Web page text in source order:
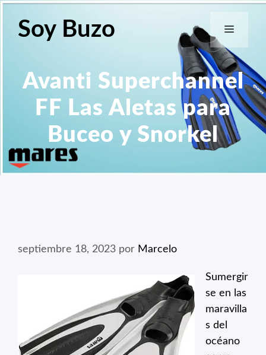
Saltar
contenido
Soy Buzo Menú
Avanti Superchannel
FF Las Aletas para
Buceo y Snorkel
septiembre 18, 2023 por Marcelo
Sumergir
se en las
maravilla
s del
océano